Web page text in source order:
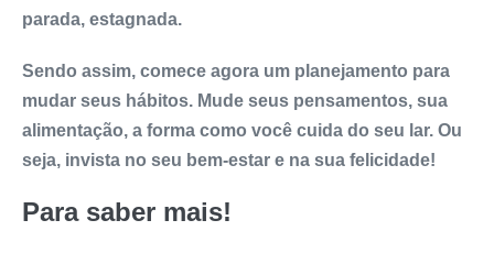
parada, estagnada.
Sendo assim, comece agora um planejamento para
mudar seus hábitos. Mude seus pensamentos, sua
alimentação, a forma como você cuida do seu lar. Ou
seja, invista no seu bem-estar e na sua felicidade!
Para saber mais!